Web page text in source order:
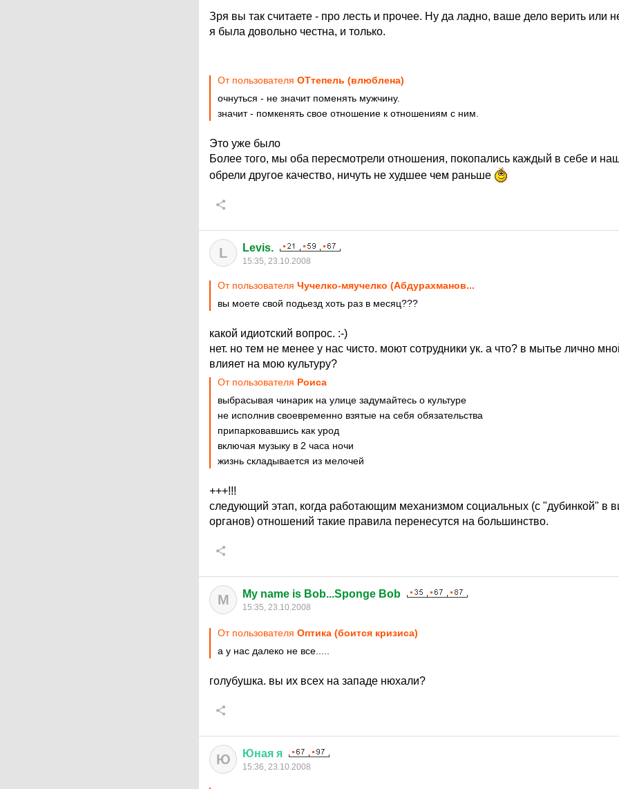
Зря вы так считаете - про лесть и прочее. Ну да ладно, ваше дело верить или
я была довольно честна, и только.
От пользователя ОТтепель (влюблена)
очнуться - не значит поменять мужчину.
значит - помкенять свое отношение к отношениям с ним.
Это уже было
Более того, мы оба пересмотрели отношения, покопались каждый в себе и
обрели другое качество, ничуть не худшее чем раньше
L Levis.
15:35, 23.10.2008
От пользователя Чучелко-мяучелко (Абдурахманов...
вы моете свой подьезд хоть раз в месяц???
какой идиотский вопрос. :-)
нет. но тем не менее у нас чисто. моют сотрудники ук. а что? в мытье лично
влияет на мою культуру?
От пользователя Роиса
выбрасывая чинарик на улице задумайтесь о культуре
не исполнив своевременно взятые на себя обязательства
припарковавшись как урод
включая музыку в 2 часа ночи
жизнь складывается из мелочей
+++!!!
следующий этап, когда работающим механизмом социальных (с "дубинкой" в
органов) отношений такие правила перенесутся на большинство.
M My name is Bob...Sponge Bob
15:35, 23.10.2008
От пользователя Оптика (боится кризиса)
а у нас далеко не все.....
голубушка. вы их всех на западе нюхали?
Ю Юная я
15:36, 23.10.2008